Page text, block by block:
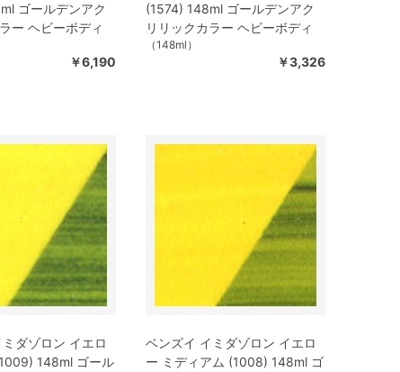
ゴールデンアク
ー ヘビーボディ
￥6,190
(1574) 148ml ゴールデンアク
リリックカラー ヘビーボディ
（148ml）
￥3,326
ダゾロン イエロ
148ml ゴール
ベンズイ イミダゾロン イエロ
ー ミディアム (1008) 148ml ゴ